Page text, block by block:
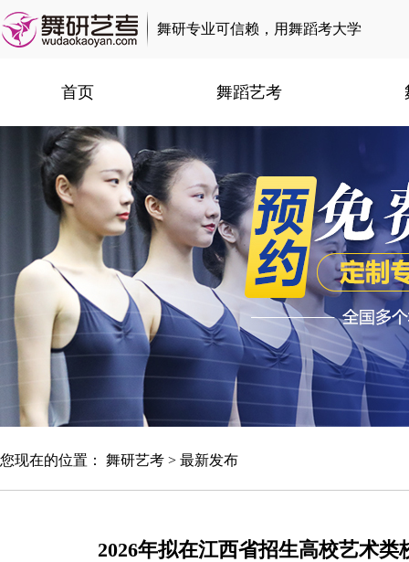
舞研专业可信赖，用舞蹈考大学
首页 舞蹈艺考
您现在的位置： 舞研艺考 > 最新发布
2026年拟在江西省招生高校艺术